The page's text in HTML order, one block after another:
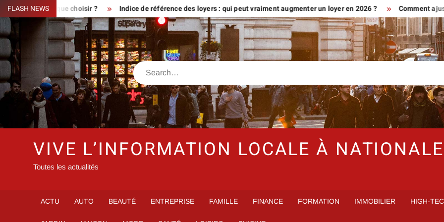
Skip
to
content
FLASH NEWS
: que choisir ? Indice de référence des loyers : qui peut vraiment augmenter un loyer en 2026 ? Comment ajuster son
Search
VIVE L’INFORMATION LOCALE À NATIONALE
Toutes les actualités
ACTU AUTO BEAUTÉ ENTREPRISE FAMILLE FINANCE FORMATION IMMOBILIER HIGH-